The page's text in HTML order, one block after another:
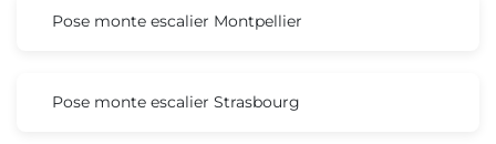
Pose monte escalier Montpellier
Pose monte escalier Strasbourg